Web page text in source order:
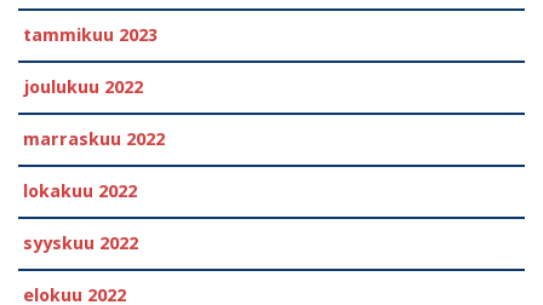
tammikuu 2023
joulukuu 2022
marraskuu 2022
lokakuu 2022
syyskuu 2022
elokuu 2022